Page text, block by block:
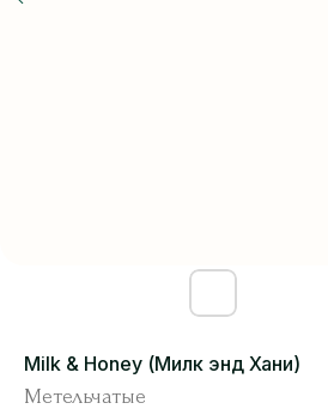
Milk & Honey (Милк энд Хани)
Метельчатые